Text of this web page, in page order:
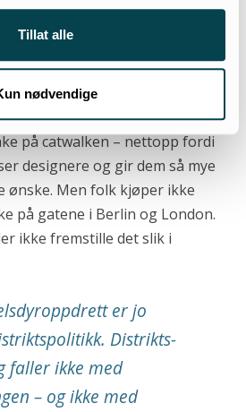
Tillat alle
nødvendige
om at pels er på mote
år?
ikke hvis man ser hva folk har
på catwalken – nettopp fordi
designere og gir dem så mye
ønske. Men folk kjøper ikke
på gatene i Berlin og London.
ikke fremstille det slik i
er jo
Distrikts-
faller ikke med
– og ikke med